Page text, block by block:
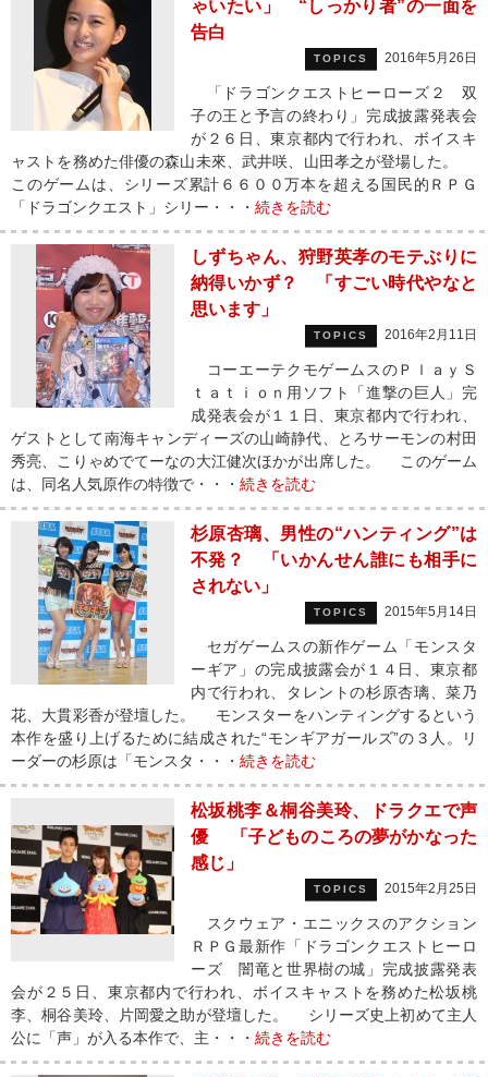
ゃいたい」 “しっかり者”の一面を
告白
TOPICS 2016年5月26日
「ドラゴンクエストヒーローズ２ 双
子の王と予言の終わり」完成披露発表会
が２６日、東京都内で行われ、ボイスキ
ャストを務めた俳優の森山未來、武井咲、山田孝之が登場した。
このゲームは、シリーズ累計６６００万本を超える国民的ＲＰＧ
「ドラゴンクエスト」シリー・・・ 続きを読む
しずちゃん、狩野英孝のモテぶりに
納得いかず？ 「すごい時代やなと
思います」
TOPICS 2016年2月11日
コーエーテクモゲームスのＰｌａｙＳ
ｔａｔｉｏｎ用ソフト「進撃の巨人」完
成発表会が１１日、東京都内で行われ、
ゲストとして南海キャンディーズの山崎静代、とろサーモンの村田
秀亮、こりゃめでてーなの大江健次ほかが出席した。 このゲーム
は、同名人気原作の特徴で・・・ 続きを読む
杉原杏璃、男性の“ハンティング”は
不発？ 「いかんせん誰にも相手に
されない」
TOPICS 2015年5月14日
セガゲームスの新作ゲーム「モンスタ
ーギア」の完成披露会が１４日、東京都
内で行われ、タレントの杉原杏璃、菜乃
花、大貫彩香が登壇した。 モンスターをハンティングするという
本作を盛り上げるために結成された“モンギアガールズ”の３人。リ
ーダーの杉原は「モンスタ・・・ 続きを読む
松坂桃李＆桐谷美玲、ドラクエで声
優 「子どものころの夢がかなった
感じ」
TOPICS 2015年2月25日
スクウェア・エニックスのアクション
ＲＰＧ最新作「ドラゴンクエストヒーロ
ーズ 闇竜と世界樹の城」完成披露発表
会が２５日、東京都内で行われ、ボイスキャストを務めた松坂桃
李、桐谷美玲、片岡愛之助が登壇した。 シリーズ史上初めて主人
公に「声」が入る本作で、主・・・ 続きを読む